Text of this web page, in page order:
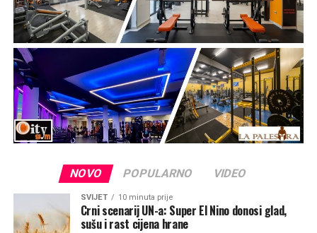
NOVO POPULARNO VIDEO
SVIJET 10 minuta prije
Crni scenarij UN-a: Super El Nino donosi glad,
sušu i rast cijena hrane